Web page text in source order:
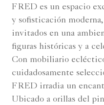
FRED es un espacio
y sofisticación
invitados en una
figuras históricas y a
Con mobiliario
cuidadosamente
FRED irradia un
Ubicado a orillas del